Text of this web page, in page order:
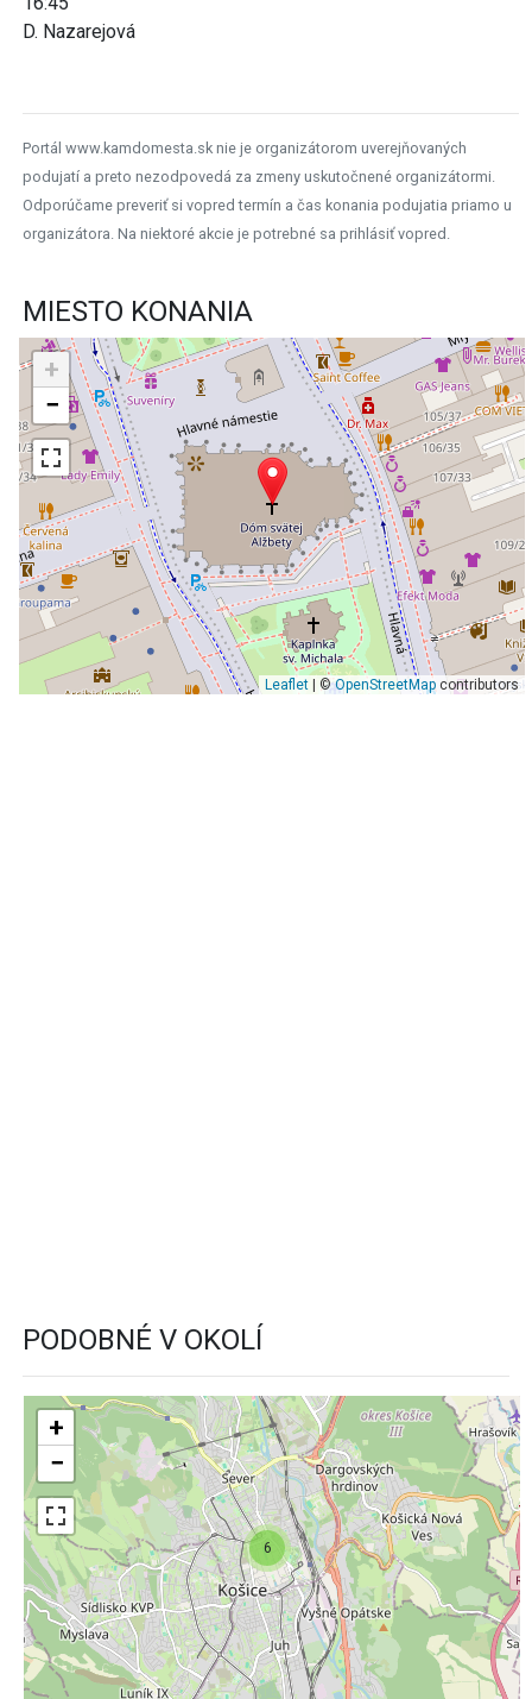
D. Nazarejová
Portál www.kamdomesta.sk nie je organizátorom uverejňovaných
podujatí a preto nezodpovedá za zmeny uskutočnené organizátormi.
Odporúčame preveriť si vopred termín a čas konania podujatia priamo u
organizátora. Na niektoré akcie je potrebné sa prihlásiť vopred.
MIESTO KONANIA
+
−
Leaflet| ©OpenStreetMapcontributors
PODOBNÉ V OKOLÍ
6
+
−